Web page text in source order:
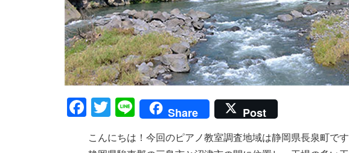
F
c
T
tt
Li
e
Share Post
こんにちは！今回のピアノ教室調査地域は静岡県長泉町で